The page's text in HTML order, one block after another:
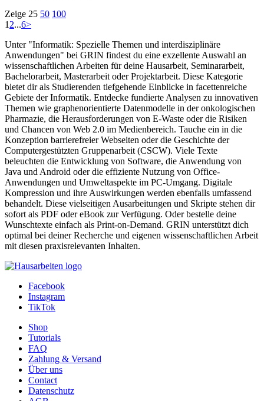
Sicherheitsschulden der Softwareentwicklung
Autor:in:Lennart Loose (Autor:in)
Kategorie:Hausarbeit , 2022 , Note: 1,3
Preis:US$ 15,99
Unterstützung von Kontroll- und Präventionsmaßnahmen
mittels Big Data und GIS bei Epidemien
Autor:in:Lars Vieten (Autor:in)
Kategorie:Hausarbeit , 2020 , Note: 1.3
Preis:US$ 15,99
Anwendungsmöglichkeiten der Blockchain in der Supply
Chain
Autor:in:Lars Vieten (Autor:in)
Kategorie:Hausarbeit , 2021 , Note: 1.3
Preis:US$ 15,99
Cloud Computing fördert den Trend zur Umsetzung von
Home-Offices
Autor:in:
Kategorie:
Preis:US$ 18,99
25
...6
>
Unter "Informatik: Spezielle Themen und interdisziplinäre
Anwendungen" bei GRIN findest du eine exzellente Auswahl an
wissenschaftlichen Arbeiten für deine Hausarbeit, Seminararbeit,
Bachelorarbeit, Masterarbeit oder Projektarbeit. Diese Kategorie
bietet dir als Studierenden tiefgehende Einblicke in facettenreiche